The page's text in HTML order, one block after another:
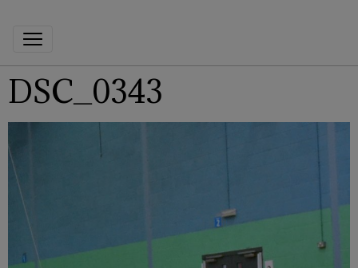
DSC_0343